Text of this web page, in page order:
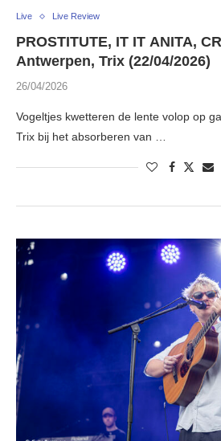
Live Live Review
PROSTITUTE, IT IT ANITA,
Antwerpen, Trix (22/04/2026)
26/04/2026
Vogeltjes kwetteren de lente volop op
Trix bij het absorberen van …